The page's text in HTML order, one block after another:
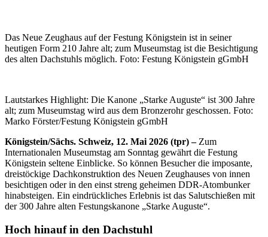
Das Neue Zeughaus auf der Festung Königstein ist in seiner
heutigen Form 210 Jahre alt; zum Museumstag ist die Besichtigung
des alten Dachstuhls möglich. Foto: Festung Königstein gGmbH
Lautstarkes Highlight: Die Kanone „Starke Auguste“ ist 300 Jahre
alt; zum Museumstag wird aus dem Bronzerohr geschossen. Foto:
Marko Förster/Festung Königstein gGmbH
Königstein/Sächs. Schweiz, 12. Mai 2026 (tpr) – Zum
Internationalen Museumstag am Sonntag gewährt die Festung
Königstein seltene Einblicke. So können Besucher die imposante,
dreistöckige Dachkonstruktion des Neuen Zeughauses von innen
besichtigen oder in den einst streng geheimen DDR-Atombunker
hinabsteigen. Ein eindrückliches Erlebnis ist das Salutschießen mit
der 300 Jahre alten Festungskanone „Starke Auguste“.
Hoch hinauf in den Dachstuhl